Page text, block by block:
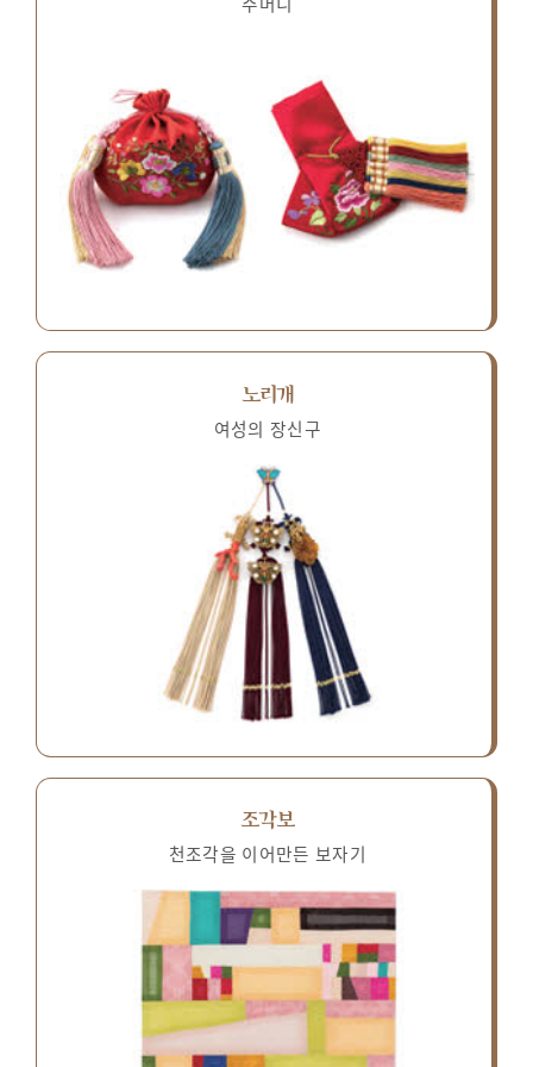
노리개
여성의 장신구
조각보
천조각을 이어만든 보자기